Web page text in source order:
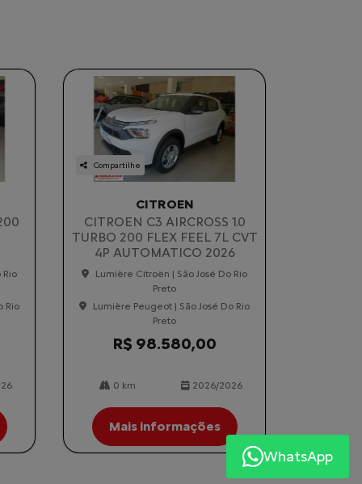
Rio
Rio
Compartilhe
CITROEN
CITROEN C3 AIRCROSS 1.0
TURBO 200 FLEX FEEL 7L CVT
4P AUTOMATICO 2026
Lumière Citroën | São José Do Rio
Preto
Lumière Peugeot | São José Do Rio
Preto
R$ 98.580,00
0 km 2026/2026
Mais informações
WhatsApp